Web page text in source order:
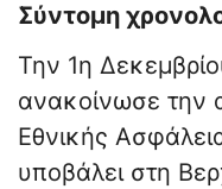
Σύντομη
Την 1η
ανακοίνωσε την
Εθνικής
υποβάλει στη